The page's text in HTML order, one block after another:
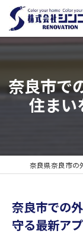
奈良市で
住まい
奈良市での
守る最新ア